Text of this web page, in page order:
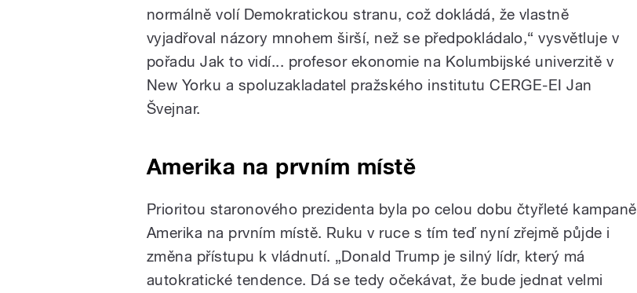
normálně volí Demokratickou stranu, což dokládá, že vlastně
vyjadřoval názory mnohem širší, než se předpokládalo,“ vysvětluje v
pořadu Jak to vidí... profesor ekonomie na Kolumbijské univerzitě v
New Yorku a spoluzakladatel pražského institutu CERGE-EI Jan
Švejnar.
Amerika na prvním místě
Prioritou staronového prezidenta byla po celou dobu čtyřleté kampaně
Amerika na prvním místě. Ruku v ruce s tím teď nyní zřejmě půjde i
změna přístupu k vládnutí. „Donald Trump je silný lídr, který má
autokratické tendence. Dá se tedy očekávat, že bude jednat velmi